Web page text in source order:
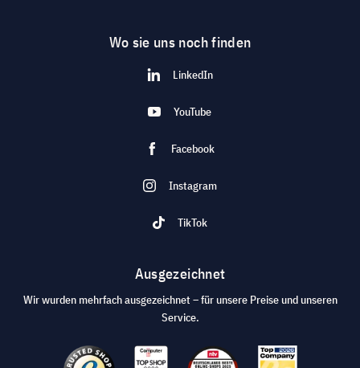
Wo sie uns noch finden
LinkedIn
YouTube
Facebook
Instagram
TikTok
Ausgezeichnet
Wir wurden mehrfach ausgezeichnet – für unsere Preise und unseren
Service.